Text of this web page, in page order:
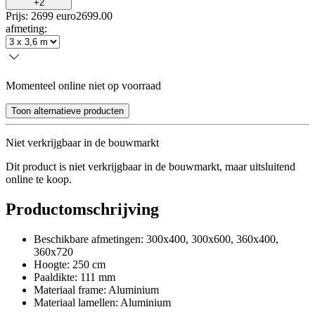
+2
Prijs: 2699 euro2699.00
afmeting:
Momenteel online niet op voorraad
Toon alternatieve producten
Niet verkrijgbaar in de bouwmarkt
Dit product is niet verkrijgbaar in de bouwmarkt, maar uitsluitend
online te koop.
Productomschrijving
Beschikbare afmetingen: 300x400, 300x600, 360x400,
360x720
Hoogte: 250 cm
Paaldikte: 111 mm
Materiaal frame: Aluminium
Materiaal lamellen: Aluminium